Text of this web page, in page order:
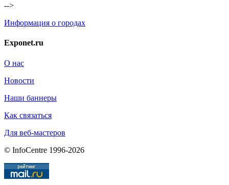
-->
Информация о городах
Exponet.ru
О нас
Новости
Наши баннеры
Как связаться
Для веб-мастеров
© InfoCentre 1996-2026